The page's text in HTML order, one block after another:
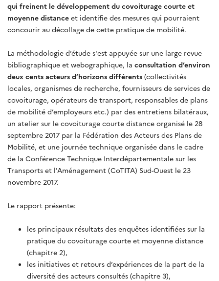
qui freinent le développement du covoiturage courte et
moyenne distance et identifie des mesures qui pourraient
concourir au décollage de cette pratique de mobilité.
La méthodologie d’étude s'est appuyée sur une large revue
bibliographique et webographique, la consultation d’environ
deux cents acteurs d’horizons différents (collectivités
locales, organismes de recherche, fournisseurs de services de
covoiturage, opérateurs de transport, responsables de plans
de mobilité d’employeurs etc.) par des entretiens bilatéraux,
un atelier sur le covoiturage courte distance organisé le 28
septembre 2017 par la Fédération des Acteurs des Plans de
Mobilité, et une journée technique organisée dans le cadre
de la Conférence Technique Interdépartementale sur les
Transports et l'Aménagement (CoTITA) Sud-Ouest le 23
novembre 2017.
Le rapport présente:
les principaux résultats des enquêtes identifiées sur la
pratique du covoiturage courte et moyenne distance
(chapitre 2),
les initiatives et retours d’expériences de la part de la
diversité des acteurs consultés (chapitre 3),